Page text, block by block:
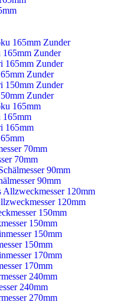
165mm Zunder
Zunder
Zunder
165mm
70mm
90mm
120mm
150mm
150mm
170mm
240mm